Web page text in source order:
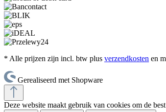
* Alle prijzen zijn incl. btw plus verzendkosten en
Gerealiseerd met Shopware
Deze website maakt gebruik van cookies om de